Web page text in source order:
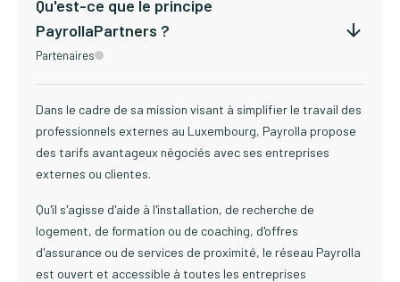
Qu'est-ce que le principe
PayrollaPartners ?
Partenaires
Dans le cadre de sa mission visant à simplifier le travail des
professionnels externes au Luxembourg, Payrolla propose
des tarifs avantageux négociés avec ses entreprises
externes ou clientes.
Qu'il s'agisse d'aide à l'installation, de recherche de
logement, de formation ou de coaching, d'offres
d'assurance ou de services de proximité, le réseau Payrolla
est ouvert et accessible à toutes les entreprises